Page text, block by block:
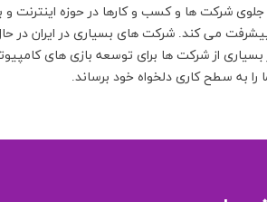
شرکت ها و کسب و کارها در حوزه اینترنت
می کند. شرکت های بسیاری در ایران در
از شرکت ها برای توسعه بازی های
به سطح کاری دلخواه خود برساند.